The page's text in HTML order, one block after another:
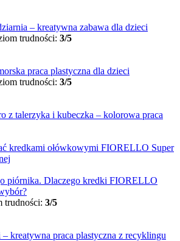
– kreatywna zabawa dla dzieci
trudności: 3/5
praca plastyczna dla dzieci
trudności: 3/5
z talerzyka i kubeczka – kolorowa praca
piórnika. Dlaczego kredki FIORELLO
trudności: 3/5
kreatywna praca plastyczna z recyklingu